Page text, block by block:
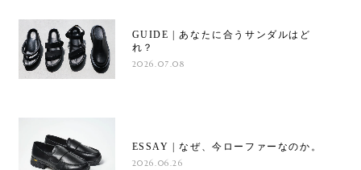
GUIDE | あなたに合うサンダルはど
れ？
2026.07.08
ESSAY | なぜ、今ローファーなのか。
2026.06.26